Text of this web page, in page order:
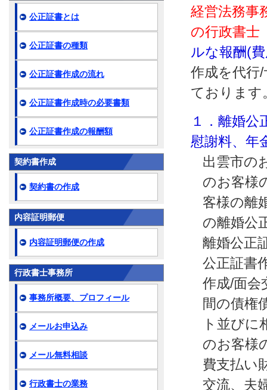
経営法務事
の行政書士
ルな報酬(
作成を代行
ております
１．離婚公
慰謝料、年
出雲市の
のお客様
客様の離
の離婚公
離婚公正
公正証書
作成/面会
間の債権
ト並びに
のお客様
費支払い
交流、夫
公正証書とは
公正証書の種類
公正証書作成の流れ
公正証書作成時の必要書類
公正証書作成の報酬額
契約書作成
契約書の作成
内容証明郵便
内容証明郵便の作成
行政書士事務所
事務所概要、プロフィール
メールお申込み
メール無料相談
行政書士の業務